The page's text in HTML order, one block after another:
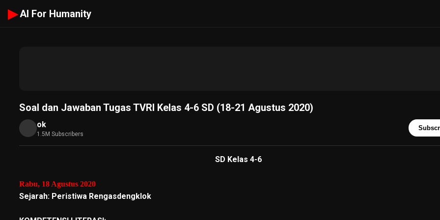
▶ AI For Humanity
Soal dan Jawaban Tugas TVRI Kelas 4-6 SD (18-21 Agustus 2020)
ok
1.5M Subscribers
SD Kelas 4-6
Rabu, 18 Agustus 2020
Sejarah: Peristiwa Rengasdengklok